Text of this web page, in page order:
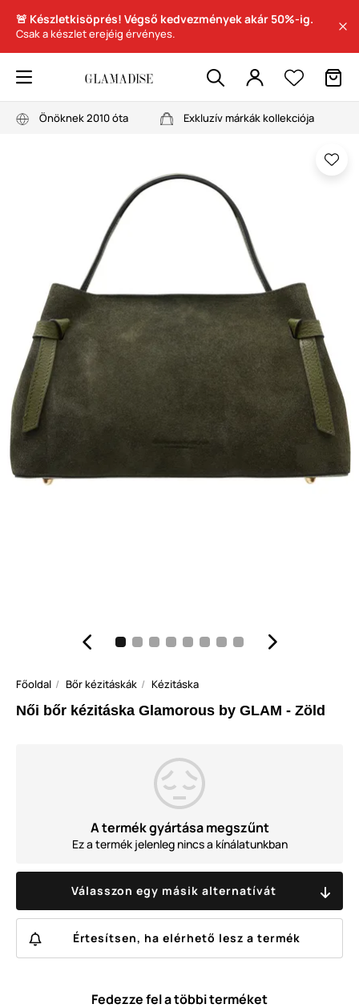
🚨 Készletkisöprés! Végső kedvezmények akár 50%-ig.
Csak a készlet erejéig érvényes.
Önöknek 2010 óta Exkluzív márkák kollekciója
Főoldal Bőr kézitáskák Kézitáska
Női bőr kézitáska Glamorous by GLAM - Zöld
A termék gyártása megszűnt
Ez a termék jelenleg nincs a kínálatunkban
Válasszon egy másik alternatívát
Értesítsen, ha elérhető lesz a termék
Fedezze fel a többi terméket